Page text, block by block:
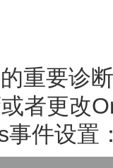
重要诊
者更改
事件设置